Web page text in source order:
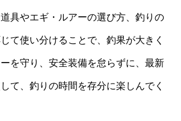
具やエギ・ルアーの選び方、釣りの
て使い分けることで、釣果が大きく
を守り、安全装備を怠らずに、最新
て、釣りの時間を存分に楽しんでく